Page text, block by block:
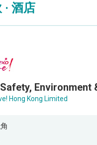
· 酒店
Hong Kong Limited